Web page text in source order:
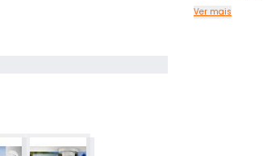
Ver mais